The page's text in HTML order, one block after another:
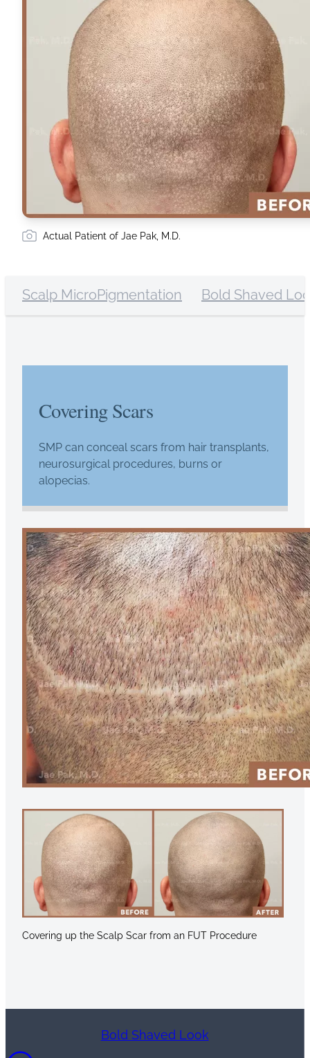
Actual Patient of Jae Pak, M.D.
Scalp MicroPigmentation Bold Shaved
Covering Scars
SMP can conceal scars from hair transplants,
neurosurgical procedures, burns or
alopecias.
Covering up the Scalp Scar from an FUT Procedure
Bold Shaved Look